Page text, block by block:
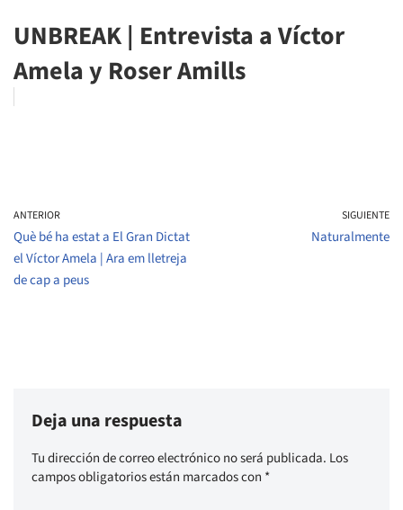
UNBREAK | Entrevista a Víctor
Amela y Roser Amills
ANTERIOR
Què bé ha estat a El Gran Dictat
el Víctor Amela | Ara em lletreja
de cap a peus
SIGUIENTE
Naturalmente
Deja una respuesta
Tu dirección de correo electrónico no será publicada. Los
campos obligatorios están marcados con *